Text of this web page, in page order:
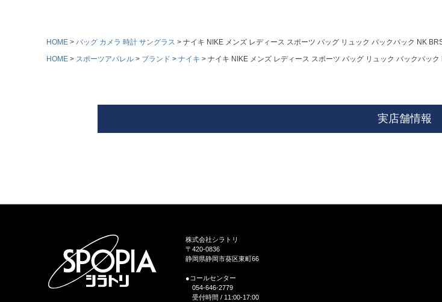
HOME バッグ カメラ 時計 サングラス
ナイキ NIKE メンズ レディース スポーツ バッグ リュック バックパック NK
HOME
スポーツアパレル ブランド ナイキ ナイキ NIKE メンズ レディース スポーツ バッグ リュック バックパッ
実店舗情報
株式会社シラトリ
〒420-0836
静岡県静岡市葵区東町66
●コールセンター
054-646-2779
受付時間 / 11:00-17:00